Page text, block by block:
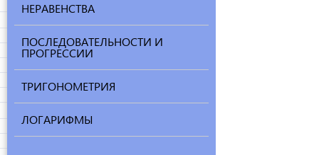
НЕРАВЕНСТВА
ПОСЛЕДОВАТЕЛЬНОСТИ И
ПРОГРЕССИИ
ТРИГОНОМЕТРИЯ
ЛОГАРИФМЫ